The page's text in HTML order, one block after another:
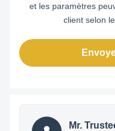
et les paramètres
client selon
Mr.